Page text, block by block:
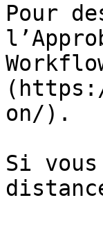
Pour
on/).
Si